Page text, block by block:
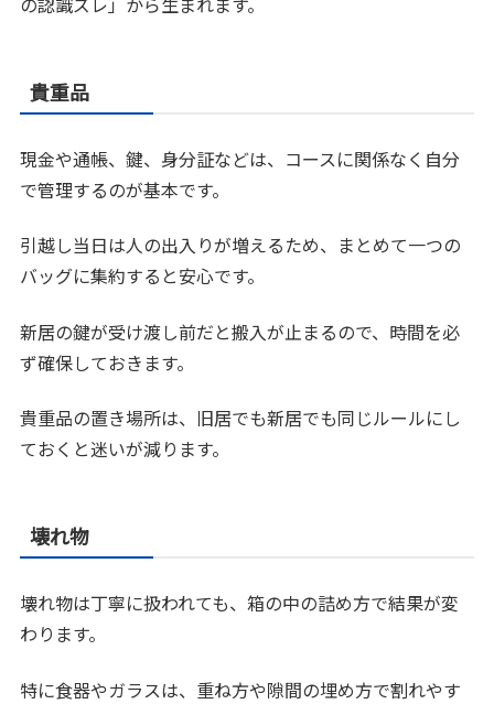
貴重品
現金や通帳、鍵、身分証などは、コースに関係なく自分
で管理するのが基本です。
引越し当日は人の出入りが増えるため、まとめて一つの
バッグに集約すると安心です。
新居の鍵が受け渡し前だと搬入が止まるので、時間を必
ず確保しておきます。
貴重品の置き場所は、旧居でも新居でも同じルールにし
ておくと迷いが減ります。
壊れ物
壊れ物は丁寧に扱われても、箱の中の詰め方で結果が変
わります。
特に食器やガラスは、重ね方や隙間の埋め方で割れやす